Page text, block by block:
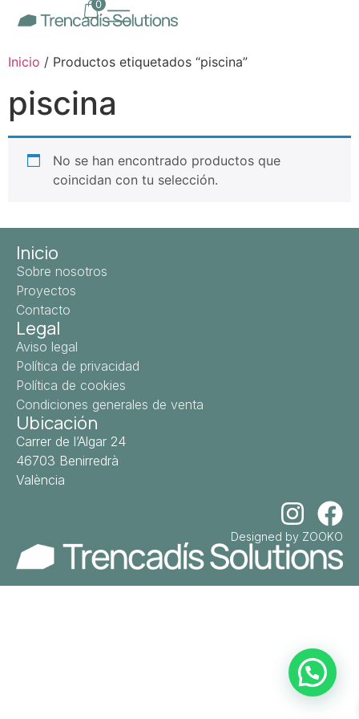
0
Inicio / Productos etiquetados “piscina”
piscina
No se han encontrado productos que
coincidan con tu selección.
Inicio
Sobre nosotros
Proyectos
Contacto
Legal
Aviso legal
Política de privacidad
Política de cookies
Condiciones generales de venta
Ubicación
Carrer de l’Algar 24
46703 Benirredrà
València
Designed by ZOOKO